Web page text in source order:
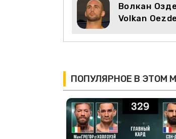
Волкан
Volkan
ПОПУЛЯРНОЕ В ЭТОМ